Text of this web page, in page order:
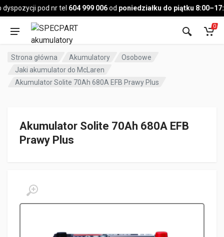
pod nr tel604 999 006odponiedziałku do piątku
Pojazd
0
Strona główna Akumulatory
Osobowe
Jaki akumulator do McLaren
Akumulator Solite 70Ah 680A EFB Prawy Plus
Akumulator Solite 70Ah 680A EFB
Prawy Plus